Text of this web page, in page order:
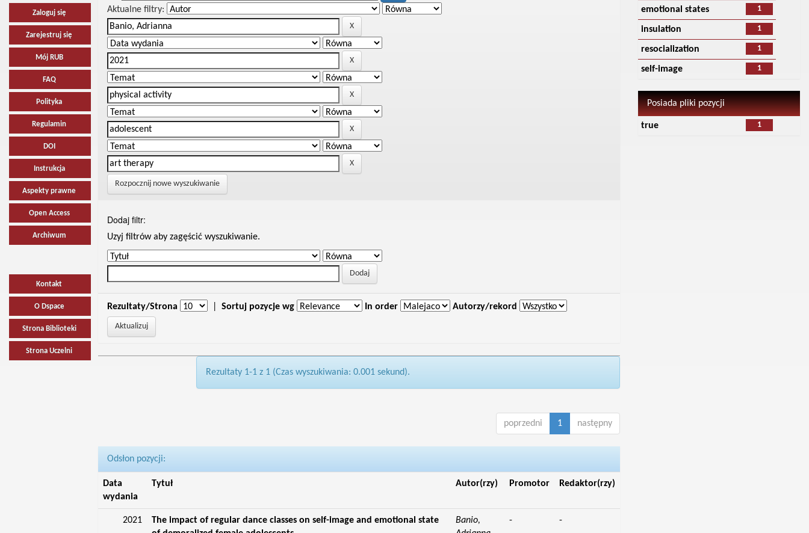
Zaloguj się
Zarejestruj się
Mój RUB
FAQ
Polityka
Regulamin
DOI
Instrukcja
Aspekty prawne
Open Access
Archiwum
Kontakt
O Dspace
Strona Biblioteki
Strona Uczelni
Aktualne filtry:
Rozpocznij nowe wyszukiwanie
Dodaj filtr:
Uzyj filtrów aby zagęścić wyszukiwanie.
Rezultaty/Strona Sortuj pozycje wg In order Autorzy/rekord
Rezultaty 1-1 z 1 (Czas wyszukiwania: 0.001 sekund).
poprzedni 1 następny
Odsłon pozycji:
Data
wydania
Tytuł Autor(rzy) Promotor Redaktor(rzy)
2021
The impact of regular dance classes on self-image and emotional state
Banio,
- -
1
emotional states
1
insulation
1
resocialization
1
self-image
Posiada pliki pozycji
1
true